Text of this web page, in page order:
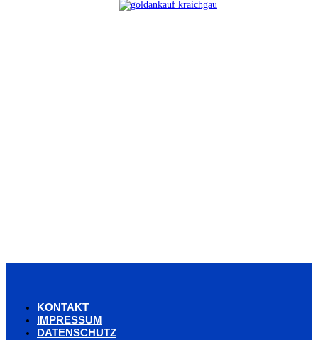
KONTAKT
IMPRESSUM
DATENSCHUTZ